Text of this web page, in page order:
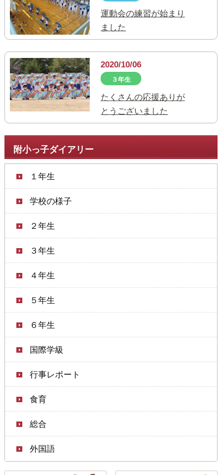
附小っ子ダイアリー
１年生
学校の様子
２年生
３年生
４年生
５年生
６年生
国際学級
行事レポート
食育
総合
外国語
運動会の練習が始まり
ました
2020/10/06
３年生
たくさんの応援ありが
とうございました